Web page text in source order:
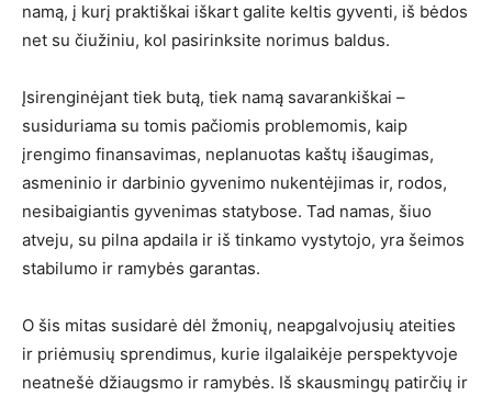
namą, į kurį praktiškai iškart galite keltis gyventi, iš bėdos
net su čiužiniu, kol pasirinksite norimus baldus.
Įsirenginėjant tiek butą, tiek namą savarankiškai –
susiduriama su tomis pačiomis problemomis, kaip
įrengimo finansavimas, neplanuotas kaštų išaugimas,
asmeninio ir darbinio gyvenimo nukentėjimas ir, rodos,
nesibaigiantis gyvenimas statybose. Tad namas, šiuo
atveju, su pilna apdaila ir iš tinkamo vystytojo, yra šeimos
stabilumo ir ramybės garantas.
O šis mitas susidarė dėl žmonių, neapgalvojusių ateities
ir priėmusių sprendimus, kurie ilgalaikėje perspektyvoje
neatnešė džiaugsmo ir ramybės. Iš skausmingų patirčių ir